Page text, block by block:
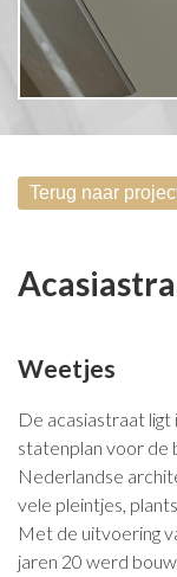
Weetjes
De acasiastraat
statenplan voor de
Nederlandse
vele pleintjes,
Met de uitvoering
jaren 20 werd